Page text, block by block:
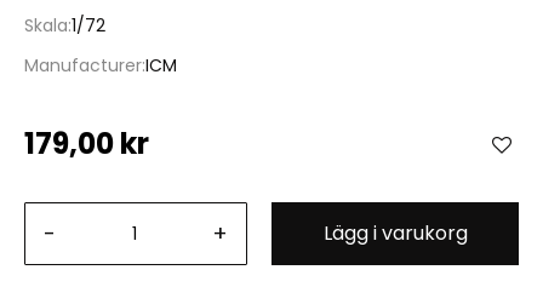
Skala 1/72
ManufacturerICM
179,00 kr
- + Lägg i varukorg
Sd.Kfz.260 German Radio Communication Vehicle